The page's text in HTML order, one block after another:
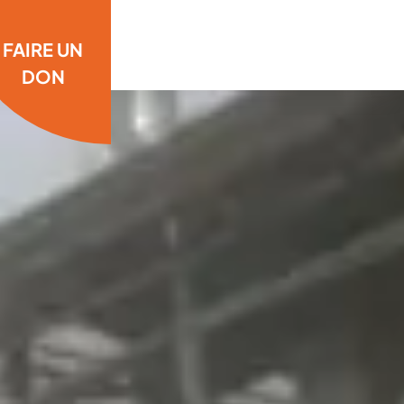
FAIRE UN
DON